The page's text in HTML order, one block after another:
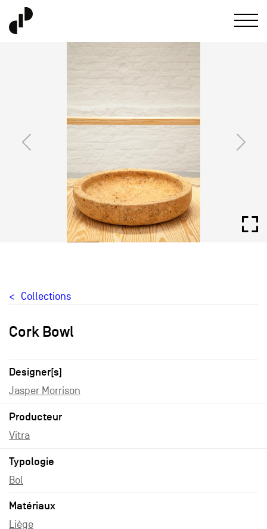
Collections
Cork Bowl
Designer[s]
Jasper Morrison
Producteur
Vitra
Typologie
Bol
Matériaux
Liège